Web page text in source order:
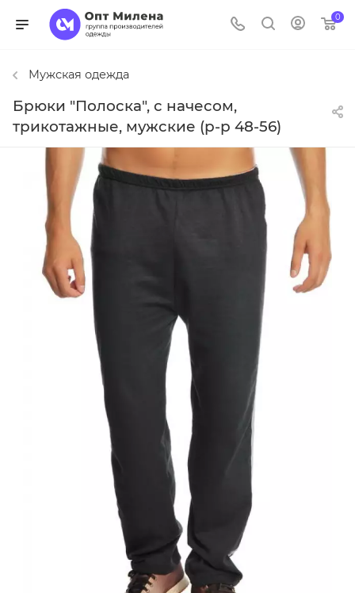
0
Мужская одежда
Брюки "Полоска", с начесом,
трикотажные, мужские (р-р 48-56)